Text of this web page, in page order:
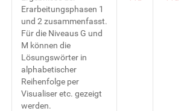
Erarbeitungsphasen 1
und 2 zusammenfasst.
Für die Niveaus G und
M können die
Lösungswörter in
alphabetischer
Reihenfolge per
Visualiser etc. gezeigt
werden.